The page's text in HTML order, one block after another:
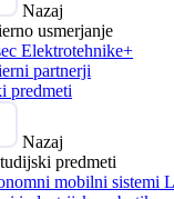
Nazaj
usmerjanje
Elektrotehnike+
partnerji
predmeti
Nazaj
predmeti
mobilni sistemi